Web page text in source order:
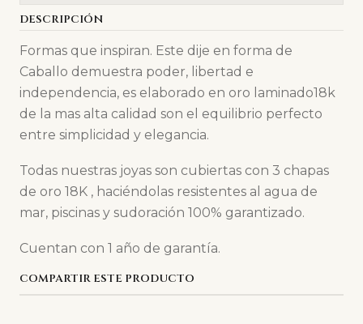
DESCRIPCIÓN
Formas que inspiran. Este dije en forma de
Caballo demuestra poder, libertad e
independencia, es elaborado en oro laminado18k
de la mas alta calidad son el equilibrio perfecto
entre simplicidad y elegancia.
Todas nuestras joyas son cubiertas con 3 chapas
de oro 18K , haciéndolas resistentes al agua de
mar, piscinas y sudoración 100% garantizado.
Cuentan con 1 año de garantía.
COMPARTIR ESTE PRODUCTO